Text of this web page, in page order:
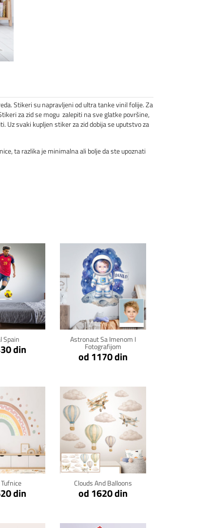
Stikeri su napravljeni od ultra tanke vinil folije. Za
za zid se mogu zalepiti na sve glatke površine,
Uz svaki kupljen stiker za zid dobija se uputstvo za
ta razlika je minimalna ali bolje da ste upoznati
Spain
din
detalje
Astronaut Sa Imenom I
Fotografijom
od 1170 din
Klikni za detalje
din
detalje
Clouds And Balloons
od 1620 din
Klikni za detalje